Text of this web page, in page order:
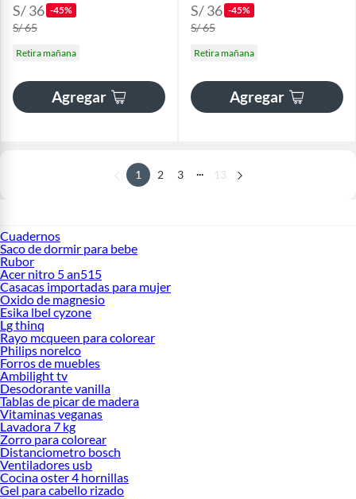
S/ 36 -45%
S/ 65
Retira mañana
Agregar
S/ 36 -45%
S/ 65
Retira mañana
Agregar
1 2 3 ... 13
Cuadernos
Saco de dormir para bebe
Rubor
Acer nitro 5 an515
Casacas importadas para mujer
Oxido de magnesio
Esika lbel cyzone
Lg thinq
Rayo mcqueen para colorear
Philips norelco
Forros de muebles
Ambilight tv
Desodorante vanilla
Tablas de picar de madera
Vitaminas veganas
Lavadora 7 kg
Zorro para colorear
Distanciometro bosch
Ventiladores usb
Cocina oster 4 hornillas
Gel para cabello rizado